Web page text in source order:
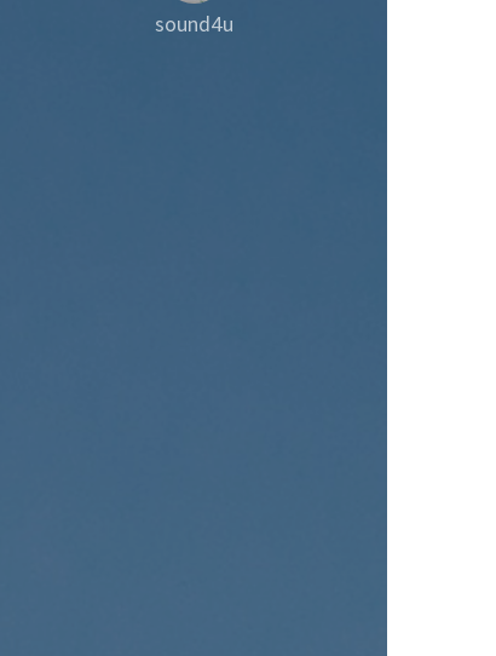
sound4u